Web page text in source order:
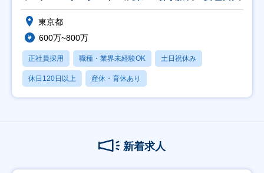
東京都
600万~800万
正社員採用 職種・業界未経験OK 土日祝休み
休日120日以上 産休・育休あり
新着求人